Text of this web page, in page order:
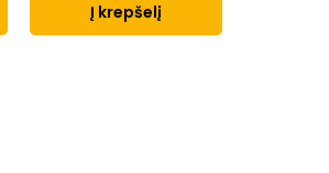
Į krepšelį